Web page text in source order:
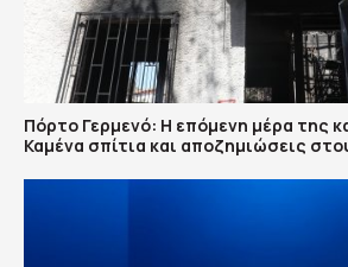
Πόρτο Γερμενό: Η επόμενη μέρα της
Καμένα σπίτια και αποζημιώσεις